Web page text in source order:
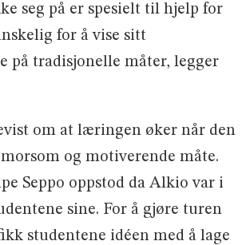
seg på er spesielt til hjelp for
for å vise sitt
på tradisjonelle måter, legger
om at læringen øker når den
og motiverende måte.
Seppo oppstod da Alkio var i
sine. For å gjøre turen
studentene idéen med å lage